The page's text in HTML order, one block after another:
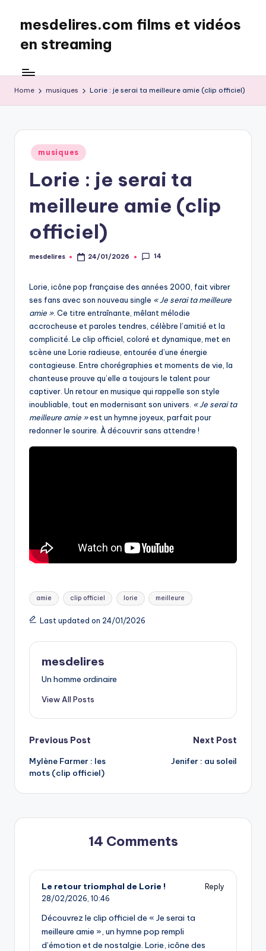
content
mesdelires.com films et vidéos
en streaming
:
film
et
complet
français
Home musiques Lorie : je serai ta meilleure amie (clip officiel)
Posted
in
musiques
Lorie : je serai ta
meilleure amie (clip
officiel)
Posted
mesdelires 24/01/2026 14
Lorie, icône pop française des années 2000, fait vibrer
ses fans avec son nouveau single « Je serai ta meilleure
amie ». Ce titre entraînante, mêlant mélodie
accrocheuse et paroles tendres, célèbre l’amitié et la
complicité. Le clip officiel, coloré et dynamique, met en
scène une Lorie radieuse, entourée d’une énergie
contagieuse. Entre chorégraphies et moments de vie, la
chanteuse prouve qu’elle a toujours le talent pour
captiver. Un retour en musique qui rappelle son style
inoubliable, tout en modernisant son univers. « Je serai ta
meilleure amie »est un hymne joyeux, parfait pour
redonner le sourire. À découvrir sans attendre !
Tags:
amie clip officiel lorie meilleure
Last updated on 24/01/2026
mesdelires
Un homme ordinaire
View All Posts
Post
navigation
Previous Post
Mylène Farmer : les
mots (clip officiel)
Next Post
Jenifer : au soleil
14 Comments
Le retour triomphal de Lorie !
Reply
28/02/2026, 10:46
Découvrez le clip officiel de « Je serai ta
meilleure amie », un hymne pop rempli
d’émotion et de nostalgie. Lorie, icône des